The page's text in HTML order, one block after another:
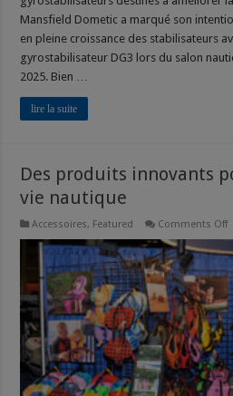
Mansfield Dometic a marqué son
en pleine croissance des stabilisateurs
gyrostabilisateur DG3 lors du salon
2025. Bien …
lire la suite
Des produits innovants
vie nautique
Accessoires, Featured Comments Offon